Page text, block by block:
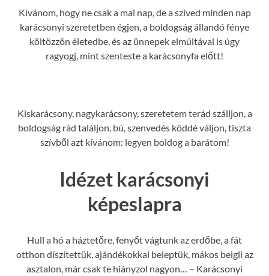
Kívánom, hogy ne csak a mai nap, de a szíved minden nap
karácsonyi szeretetben égjen, a boldogság állandó fénye
költözzön életedbe, és az ünnepek elmúltával is úgy
ragyogj, mint szenteste a karácsonyfa előtt!
Kiskarácsony, nagykarácsony, szeretetem terád szálljon, a
boldogság rád találjon, bú, szenvedés köddé váljon, tiszta
szívből azt kívánom: legyen boldog a barátom!
Idézet karácsonyi
képeslapra
Hull a hó a háztetőre, fenyőt vágtunk az erdőbe, a fát
otthon díszítettük, ajándékokkal beleptük, mákos beigli az
asztalon, már csak te hiányzol nagyon… – Karácsonyi